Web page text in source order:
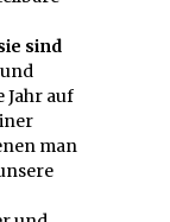
sind
und
Jahr auf
man